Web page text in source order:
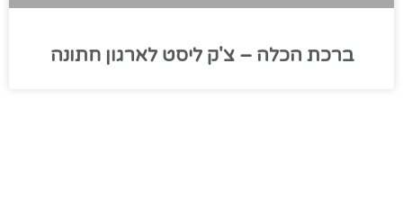
ברכת הכלה – צ'ק ליסט לארגון חתונה